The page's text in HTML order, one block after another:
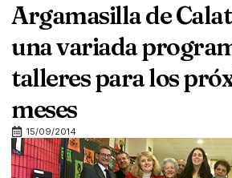
Argamasilla de
una variada
talleres para los
meses
15/09/2014